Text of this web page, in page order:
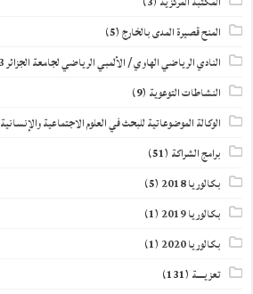
المنح قصيرة المدى بالخارج(5)
النادي الرياضي الهاوي / الألمبي الرياضي لجامعة الجزائر 3
النشاطات التوعوية (9)
الوكالة الموضوعاتية للبحث في العلوم الاجتماعية والإنسانية
برامج الشراكة (51)
بكالوريا 2018
(5)
بكالوريا 2019
(1)
بكالوريا 2020
(1)
تعزيــــة (131)